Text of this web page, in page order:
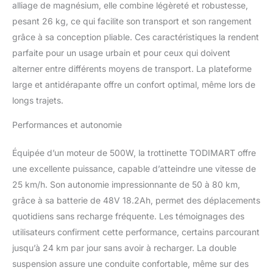
45km. Pliable, facile à
transporter, peut être plié
en seulement 2 étapes et
3 secondes. Le X1 rend
et vos déplacements
plus agréables.
connecte rapidement à
l’application mobile.
L’application et l’écran
LED affichent de manière
synchrone des données
telles que la batterie, la
vitesse, le kilométrage et
d’erreur, ce qui permet de
comprendre facilement
alliage de magnésium, elle combine légèreté et robustesse,
pesant 26 kg, ce qui facilite son transport et son rangement
grâce à sa conception pliable. Ces caractéristiques la rendent
parfaite pour un usage urbain et pour ceux qui doivent
alterner entre différents moyens de transport. La plateforme
large et antidérapante offre un confort optimal, même lors de
longs trajets.
Performances et autonomie
Équipée d’un moteur de 500W, la trottinette TODIMART offre
une excellente puissance, capable d’atteindre une vitesse de
25 km/h. Son autonomie impressionnante de 50 à 80 km,
grâce à sa batterie de 48V 18.2Ah, permet des déplacements
quotidiens sans recharge fréquente. Les témoignages des
utilisateurs confirment cette performance, certains parcourant
jusqu’à 24 km par jour sans avoir à recharger. La double
suspension assure une conduite confortable, même sur des